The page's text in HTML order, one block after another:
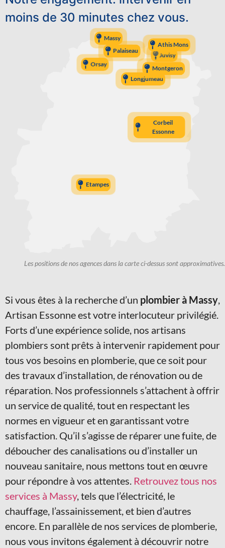
moins de 30 minutes chez vous.
Orsay
Juvisy
Athis Mons
Corbeil
Essonne
Etampes
Longjumeau
Massy
Montgeron
Palaiseau
Les positions de nos agences dans la carte ci-dessus sont approximatives.
Si vous êtes à la recherche d’un plombier à Massy,
Artisan Essonne est votre interlocuteur privilégié.
Forts d’une expérience solide, nos artisans
plombiers sont prêts à intervenir rapidement pour
tous vos besoins en plomberie, que ce soit pour
des travaux d’installation, de rénovation ou de
réparation. Nos professionnels s’attachent à offrir
un service de qualité, tout en respectant les
normes en vigueur et en garantissant votre
satisfaction. Qu’il s’agisse de réparer une fuite, de
déboucher des canalisations ou d’installer un
nouveau sanitaire, nous mettons tout en œuvre
pour répondre à vos attentes. Retrouvez tous nos
services à Massy, tels que l’électricité, le
chauffage, l’assainissement, et bien d’autres
encore. En parallèle de nos services de plomberie,
nous vous invitons également à découvrir notre